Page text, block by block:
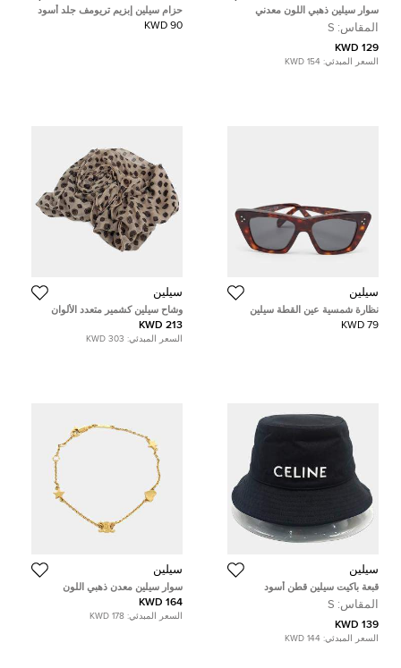
سوار سيلين ذهبي اللون معدني
المقاس: S
129 KWD
السعر المبدئي: 154 KWD
حزام سيلين إبزيم تريومف جلد أسود
مقاس 90 سم
90 KWD
سيلين
نظارة شمسية عين القطة سيلين
CL40187I هافانا داكنة 3 نقاط
79 KWD
سيلين
وشاح سيلين كشمير متعدد الألوان
213 KWD
السعر المبدئي: 303 KWD
سيلين
قبعة باكيت سيلين قطن أسود
المقاس: S
139 KWD
السعر المبدئي: 144 KWD
سيلين
سوار سيلين معدن ذهبي اللون
164 KWD
السعر المبدئي: 178 KWD